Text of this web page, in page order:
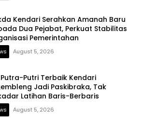
Kendari Serahkan Amanah Baru
Dua Pejabat, Perkuat Stabilitas
Pemerintahan
August 5, 2026
Putri Terbaik Kendari
Jadi Paskibraka, Tak
Latihan Baris-Berbaris
August 5, 2026